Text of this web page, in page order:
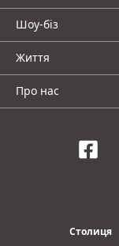
Шоу-біз
Життя
Про нас
Столиця